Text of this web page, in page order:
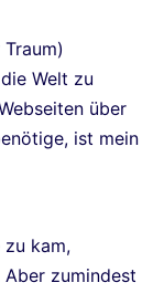
Welt zu
über
ist mein
zu kam,
zumindest